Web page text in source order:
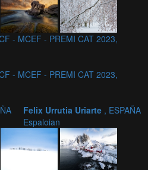
- MCEF - PREMI CAT 2023,
- MCEF - PREMI CAT 2023,
Felix Urrutia Uriarte , ESPAÑA
Espaloian